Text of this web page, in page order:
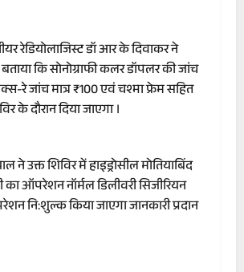
रेडियोलाजिस्ट डॉ आर के दिवाकर ने
कि सोनोग्राफी कलर डॉपलर की जांच
रे जांच मात्र ₹100 एवं चश्मा फ्रेम सहित
के दौरान दिया जाएगा ।
ने उक्त शिविर में हाइड्रोसील मोतियाबिंद
ऑपरेशन नॉर्मल डिलीवरी सिजीरियन
नि:शुल्क किया जाएगा जानकारी प्रदान